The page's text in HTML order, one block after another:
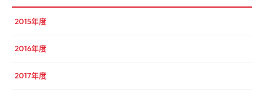
2015年度
2016年度
2017年度